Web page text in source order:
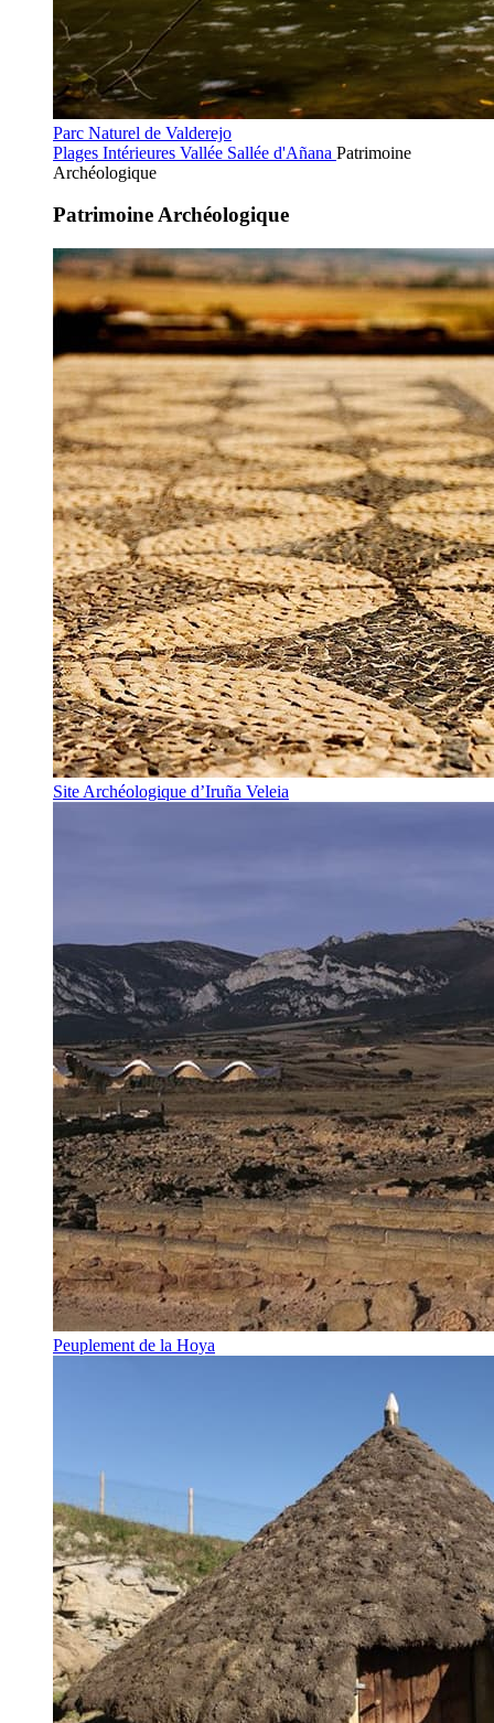
Parc Naturel de Valderejo
Plages Intérieures Vallée Sallée d'Añana Patrimoine
Archéologique
Patrimoine Archéologique
Site Archéologique d’Iruña Veleia
Peuplement de la Hoya